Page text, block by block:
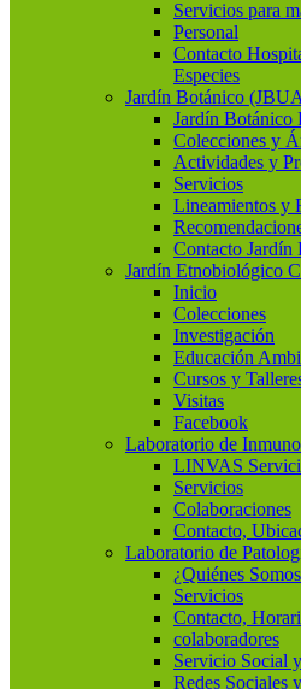
Servicios para
Personal
Contacto
Especies
Jardín Botánico
Jardín
Colecciones y
Actividades y
Servicios
Lineamientos y
Contacto Jardín
Jardín Etnobiológico
Inicio
Colecciones
Investigación
Educación
Cursos y
Visitas
Facebook
Laboratorio de
LINVAS
Servicios
Colaboraciones
Contacto,
Laboratorio de
¿Quiénes
Servicios
Contacto,
colaboradores
Servicio Social
Redes Sociales